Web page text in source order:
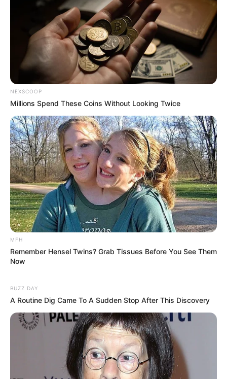
LIHAT ARTIKEL LAINNYA
Laras Kinanda
Shenina Cinnamon Megan Domani
NEXSCOOP
Millions Spend These Coins Without Looking Twice
MFH
Remember Hensel Twins? Grab Tissues Before You See Them
Now
BUZZ DAY
A Routine Dig Came To A Sudden Stop After This Discovery